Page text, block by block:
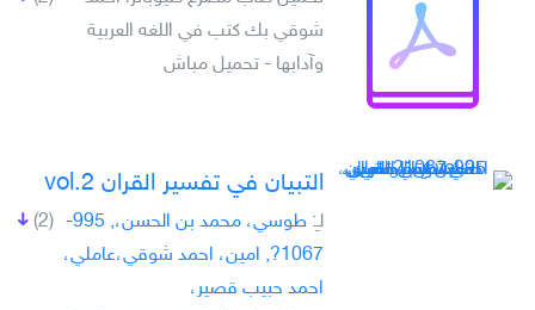
شوقي بك كتب في اللغه العربية
وآدابها - تحميل مباش
التبيان في تفسير القران vol.2
(2) لـِ:
طوسي، محمد بن الحسن،, 995-
1067?, امين، احمد شوقي،عاملي،
احمد حبيب قصير،